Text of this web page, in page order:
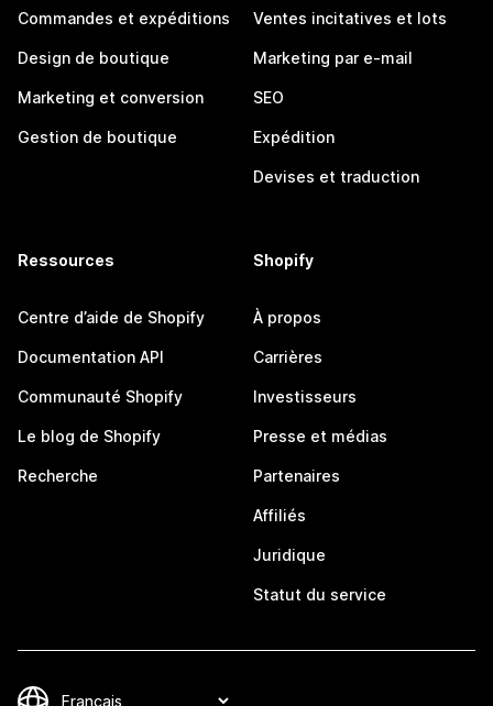
Commandes et expéditions
Design de boutique
Marketing et conversion
Gestion de boutique
Ventes incitatives et lots
Marketing par e-mail
SEO
Expédition
Devises et traduction
Ressources
Centre d’aide de Shopify
Documentation API
Communauté Shopify
Le blog de Shopify
Recherche
Shopify
À propos
Carrières
Investisseurs
Presse et médias
Partenaires
Affiliés
Juridique
Statut du service